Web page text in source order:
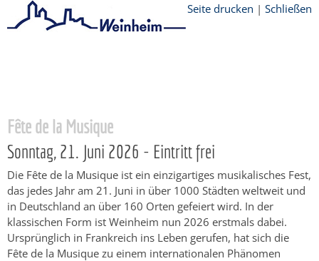
Seite drucken | Schließen
Fête de la Musique
Sonntag, 21. Juni 2026 - Eintritt frei
Die Fête de la Musique ist ein einzigartiges musikalisches Fest,
das jedes Jahr am 21. Juni in über 1000 Städten weltweit und
in Deutschland an über 160 Orten gefeiert wird. In der
klassischen Form ist Weinheim nun 2026 erstmals dabei.
Ursprünglich in Frankreich ins Leben gerufen, hat sich die
Fête de la Musique zu einem internationalen Phänomen